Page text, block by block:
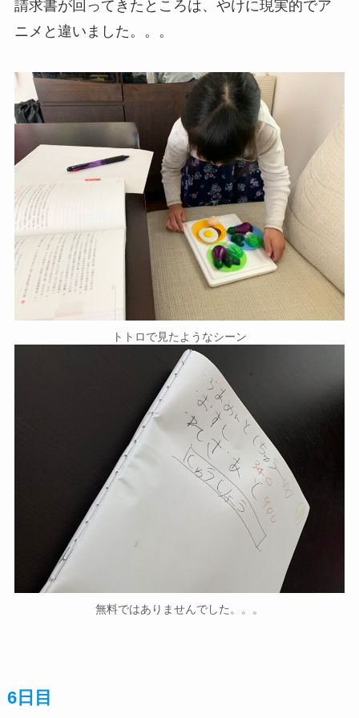
請求書が回ってきたところは、やけに現実的でア
ニメと違いました。。。
トトロで見たようなシーン
無料ではありませんでした。。。
6日目